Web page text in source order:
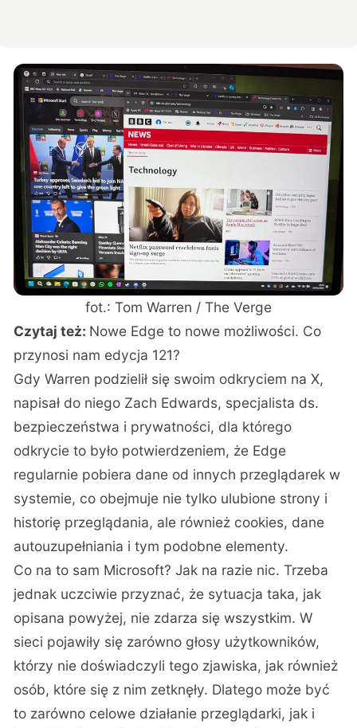
fot.: Tom Warren / The Verge
Czytaj też: Nowe Edge to nowe możliwości. Co
przynosi nam edycja 121?
Gdy Warren podzielił się swoim odkryciem na X,
napisał do niego Zach Edwards, specjalista ds.
bezpieczeństwa i prywatności, dla którego
odkrycie to było potwierdzeniem, że Edge
regularnie pobiera dane od innych przeglądarek w
systemie, co obejmuje nie tylko ulubione strony i
historię przeglądania, ale również cookies, dane
autouzupełniania i tym podobne elementy.
Co na to sam Microsoft? Jak na razie nic. Trzeba
jednak uczciwie przyznać, że sytuacja taka, jak
opisana powyżej, nie zdarza się wszystkim. W
sieci pojawiły się zarówno głosy użytkowników,
którzy nie doświadczyli tego zjawiska, jak również
osób, które się z nim zetknęły. Dlatego może być
to zarówno celowe działanie przeglądarki, jak i